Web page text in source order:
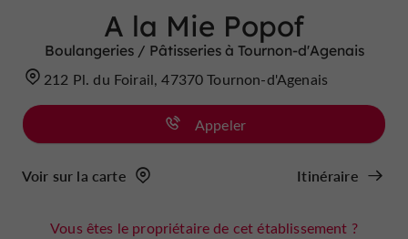
A la Mie Popof
Boulangeries / Pâtisseries à Tournon-d'Agenais
212 Pl. du Foirail, 47370 Tournon-d'Agenais
Appeler
Voir sur la carte Itinéraire
Vous êtes le propriétaire de cet établissement ?